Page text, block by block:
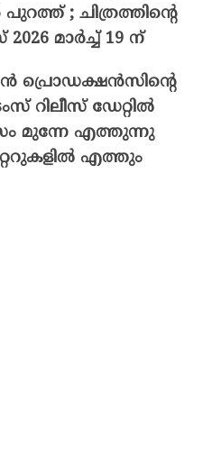
; ചിത്രത്തിന്റെ
മാർച്ച് 19 ന്
പ്രൊഡക്ഷൻസിന്റെ
റിലീസ് ഡേറ്റിൽ
മുന്നേ എത്തുന്നു
എത്തും